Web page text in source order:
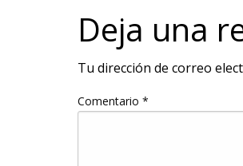
Deja una
Tu dirección de correo
Comentario *